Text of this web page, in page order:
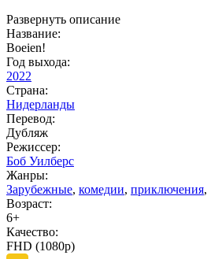
Развернуть описание
Название:
Boeien!
Год выхода:
2022
Страна:
Нидерланды
Перевод:
Дубляж
Режиссер:
Боб Уилберс
Жанры:
Зарубежные, комедии, приключения,
Возраст:
6+
Качество:
FHD (1080p)